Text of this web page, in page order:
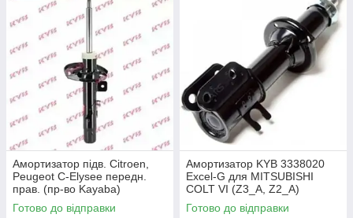
Амортизатор підв. Citroen,
Peugeot C-Elysee передн.
прав. (пр-во Kayaba)
Готово до відправки
Амортизатор KYB 3338020
Excel-G для MITSUBISHI
COLT VI (Z3_A, Z2_A)
Готово до відправки